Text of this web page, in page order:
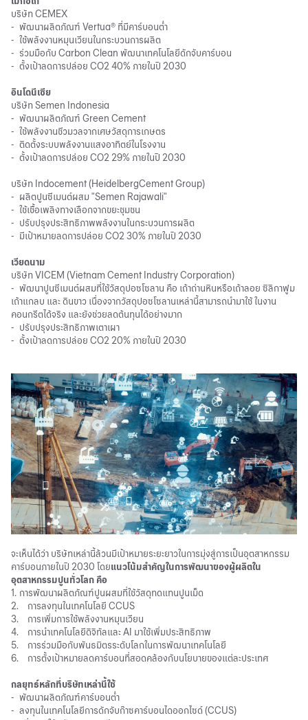
บริษัท CEMEX
- พัฒนาผลิตภัณฑ์ Vertua® ที่มีคาร์บอนต่ำ
- ใช้พลังงานหมุนเวียนในกระบวนการผลิต
- ร่วมมือกับ Carbon Clean พัฒนาเทคโนโลยีดักจับคาร์บอน
- ตั้งเป้าลดการปล่อย CO2 40% ภายในปี 2030
อินโดนีเซีย
บริษัท Semen Indonesia
- พัฒนาผลิตภัณฑ์ Green Cement
- ใช้พลังงานชีวมวลจากเศษวัสดุการเกษตร
- ติดตั้งระบบพลังงานแสงอาทิตย์ในโรงงาน
- ตั้งเป้าลดการปล่อย CO2 29% ภายในปี 2030
บริษัท Indocement (HeidelbergCement Group)
- ผลิตปูนซีเมนต์ผสม "Semen Rajawali"
- ใช้เชื้อเพลิงทางเลือกจากขยะชุมชน
- ปรับปรุงประสิทธิภาพพลังงานในกระบวนการผลิต
- มีเป้าหมายลดการปล่อย CO2 30% ภายในปี 2030
เวียดนาม
บริษัท VICEM (Vietnam Cement Industry Corporation)
- พัฒนาปูนซีเมนต์ผสมที่ใช้วัสดุปอซโซลาน คือ เถ้าถ่านหินหรือเถ้าลอย ซิลิกาฟูม
เถ้าแกลบ และ ดินขาว เนื่องจากวัสดุปอซโซลานเหล่านี้สามารถนำมาใช้ ในงาน
คอนกรีตได้จริง และยังช่วยลดต้นทุนได้อย่างมาก
- ปรับปรุงประสิทธิภาพเตาเผา
- ตั้งเป้าลดการปล่อย CO2 20% ภายในปี 2030
จะเห็นได้ว่า บริษัทเหล่านี้ล้วนมีเป้าหมายระยะยาวในการมุ่งสู่การเป็นอุตสาหกรรม
คาร์บอนภายในปี 2030 โดยแนวโน้มสำคัญในการพัฒนาของผู้ผลิตใน
อุตสาหกรรมปูนทั่วโลก คือ
1. การพัฒนาผลิตภัณฑ์ปูนผสมที่ใช้วัสดุทดแทนปูนเม็ด
2.
การลงทุนในเทคโนโลยี CCUS
3.
การเพิ่มการใช้พลังงานหมุนเวียน
4.
การนำเทคโนโลยีดิจิทัลและ AI มาใช้เพิ่มประสิทธิภาพ
5.
การร่วมมือกับพันธมิตรระดับโลกในการพัฒนาเทคโนโลยี
6.
การตั้งเป้าหมายลดคาร์บอนที่สอดคล้องกับนโยบายของแต่ละประเทศ
กลยุทธ์หลักที่บริษัทเหล่านี้ใช้
- พัฒนาผลิตภัณฑ์คาร์บอนต่ำ
- ลงทุนในเทคโนโลยีการดักจับก๊าซคาร์บอนไดออกไซด์ (CCUS)